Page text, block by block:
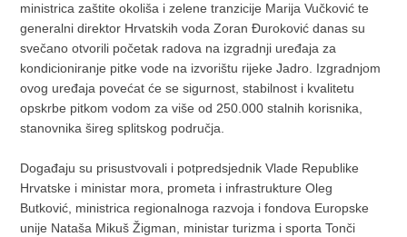
ministrica zaštite okoliša i zelene tranzicije Marija Vučković te
generalni direktor Hrvatskih voda Zoran Đuroković danas su
svečano otvorili početak radova na izgradnji uređaja za
kondicioniranje pitke vode na izvorištu rijeke Jadro. Izgradnjom
ovog uređaja povećat će se sigurnost, stabilnost i kvalitetu
opskrbe pitkom vodom za više od 250.000 stalnih korisnika,
stanovnika šireg splitskog područja.
Događaju su prisustvovali i potpredsjednik Vlade Republike
Hrvatske i ministar mora, prometa i infrastrukture Oleg
Butković, ministrica regionalnoga razvoja i fondova Europske
unije Nataša Mikuš Žigman, ministar turizma i sporta Tonči